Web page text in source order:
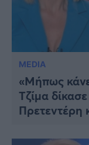
MEDIA
«Μήπως
Τζίμα
Πρετεντέρη